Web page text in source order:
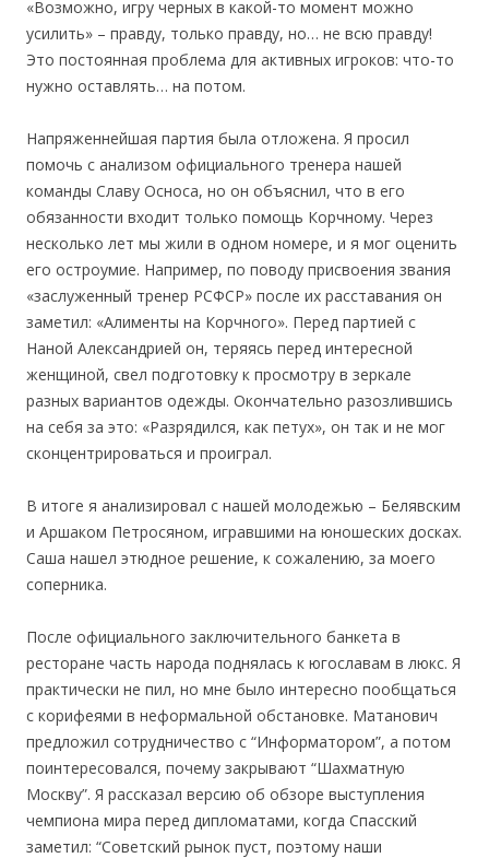
«Возможно, игру черных в какой-то момент можно
усилить» – правду, только правду, но… не всю правду!
Это постоянная проблема для активных игроков: что-то
нужно оставлять… на потом.
Напряженнейшая партия была отложена. Я просил
помочь с анализом официального тренера нашей
команды Славу Осноса, но он объяснил, что в его
обязанности входит только помощь Корчному. Через
несколько лет мы жили в одном номере, и я мог оценить
его остроумие. Например, по поводу присвоения звания
«заслуженный тренер РСФСР» после их расставания он
заметил: «Алименты на Корчного». Перед партией с
Наной Александрией он, теряясь перед интересной
женщиной, свел подготовку к просмотру в зеркале
разных вариантов одежды. Окончательно разозлившись
на себя за это: «Разрядился, как петух», он так и не мог
сконцентрироваться и проиграл.
В итоге я анализировал с нашей молодежью – Белявским
и Аршаком Петросяном, игравшими на юношеских досках.
Саша нашел этюдное решение, к сожалению, за моего
соперника.
После официального заключительного банкета в
ресторане часть народа поднялась к югославам в люкс. Я
практически не пил, но мне было интересно пообщаться
с корифеями в неформальной обстановке. Матанович
предложил сотрудничество с “Информатором”, а потом
поинтересовался, почему закрывают “Шахматную
Москву”. Я рассказал версию об обзоре выступления
чемпиона мира перед дипломатами, когда Спасский
заметил: “Советский рынок пуст, поэтому наши